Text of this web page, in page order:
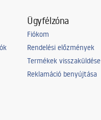
Ügyfélzóna
Fiókom
Rendelési előzmények
Termékek visszaküldése
Reklamáció benyújtása